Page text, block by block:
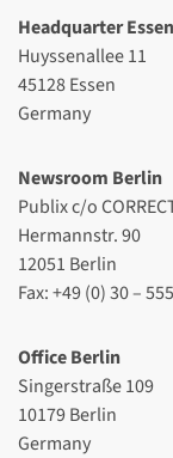
Headquarter Essen
Huyssenallee 11
45128 Essen
Germany
Newsroom Berlin
Publix c/o
Hermannstr. 90
12051 Berlin
Fax: +49 (0) 30 –
Office Berlin
Singerstraße 109
10179 Berlin
Germany